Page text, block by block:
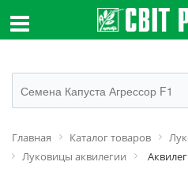
Главная Каталог товаров
Луковицы аквилегии